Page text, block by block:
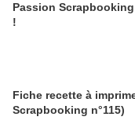
Passion
!
Fiche recette à
Scrapbooking n°115)